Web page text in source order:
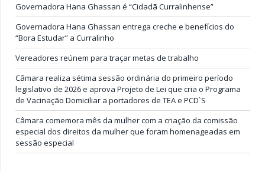
Governadora Hana Ghassan é “Cidadã Curralinhense”
Governadora Hana Ghassan entrega creche e benefícios do
“Bora Estudar” a Curralinho
Vereadores reúnem para traçar metas de trabalho
Câmara realiza sétima sessão ordinária do primeiro período
legislativo de 2026 e aprova Projeto de Lei que cria o Programa
de Vacinação Domiciliar a portadores de TEA e PCD`S
Câmara comemora mês da mulher com a criação da comissão
especial dos direitos da mulher que foram homenageadas em
sessão especial